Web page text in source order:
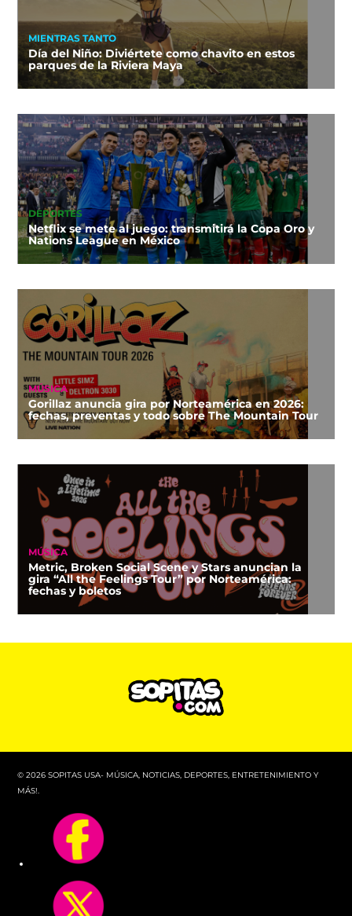
MIENTRAS TANTO
Día del Niño: Diviértete como chavito en estos
parques de la Riviera Maya
DEPORTES
Netflix se mete al juego: transmitirá la Copa Oro y
Nations League en México
MÚSICA
Gorillaz anuncia gira por Norteamérica en 2026:
fechas, preventas y todo sobre The Mountain Tour
MÚSICA
Metric, Broken Social Scene y Stars anuncian la
gira “All the Feelings Tour” por Norteamérica:
fechas y boletos
© 2026 SOPITAS USA- MÚSICA, NOTICIAS, DEPORTES, ENTRETENIMIENTO Y
MÁS!.